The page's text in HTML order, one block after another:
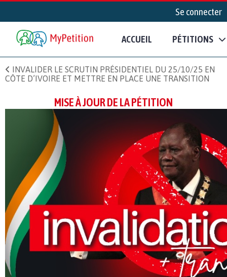
Se connecter
ACCUEIL PÉTITIONS
INVALIDER LE SCRUTIN PRÉSIDENTIEL DU 25/10/25 EN
CÔTE D’IVOIRE ET METTRE EN PLACE UNE TRANSITION
MISE À JOUR DE LA PÉTITION